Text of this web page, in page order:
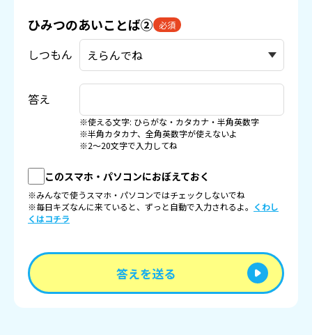
ひみつのあいことば② 必須
しつもん
答え
※使える文字: ひらがな・カタカナ・半角英数字
※半角カタカナ、全角英数字が使えないよ
※2〜20文字で入力してね
このスマホ・パソコンにおぼえておく
※みんなで使うスマホ・パソコンではチェックしないでね
※毎日キズなんに来ていると、ずっと自動で入力されるよ。 くわし
くはコチラ
答えを送る